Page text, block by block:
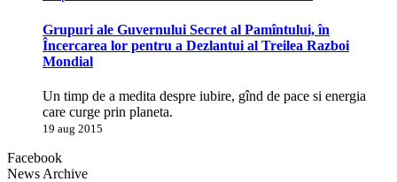
Grupuri ale Guvernului Secret al Pamîntului, în
Încercarea lor pentru a Dezlantui al Treilea Razboi
Mondial
Un timp de a medita despre iubire, gînd de pace si energia
care curge prin planeta.
19 aug 2015
Facebook
News Archive